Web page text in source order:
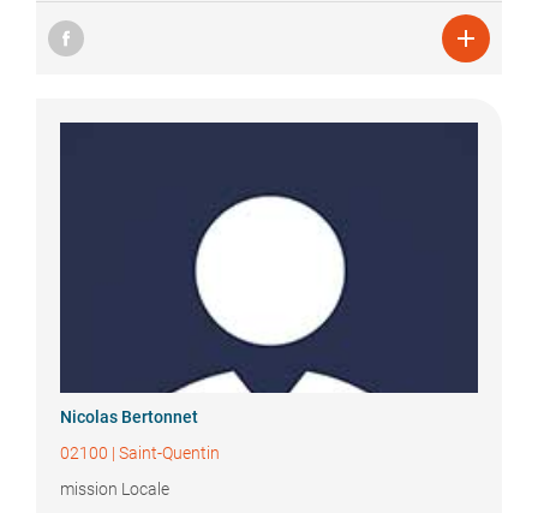

Nicolas Bertonnet
02100 | Saint-Quentin
mission Locale